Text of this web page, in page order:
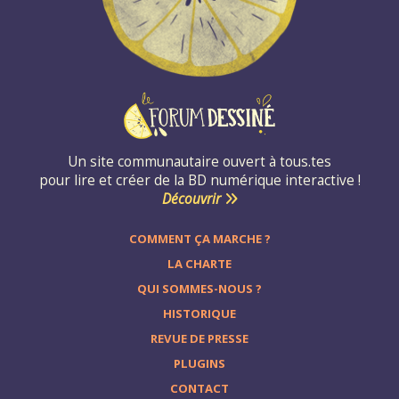
Un site communautaire ouvert à tous.tes
pour lire et créer de la BD numérique interactive !
Découvrir
COMMENT ÇA MARCHE ?
LA CHARTE
QUI SOMMES-NOUS ?
HISTORIQUE
REVUE DE PRESSE
PLUGINS
CONTACT